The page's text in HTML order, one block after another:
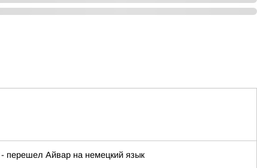
перешел Айвар на немецкий язык